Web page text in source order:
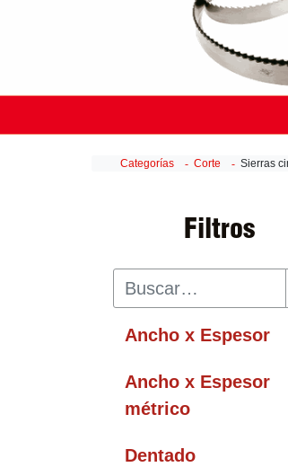
Categorías Corte Sierras
Filtros
Ancho x Espesor
Ancho x Espesor
métrico
Dentado